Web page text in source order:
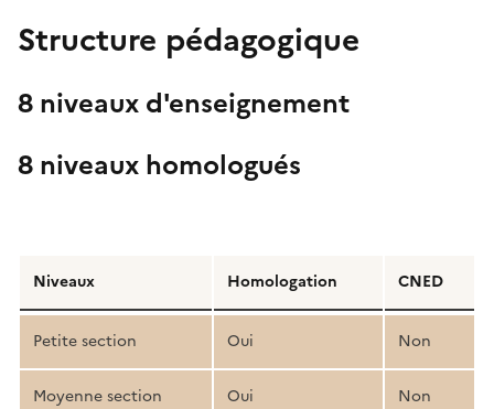
Structure pédagogique
8 niveaux d'enseignement
8 niveaux homologués
de
la
structure
pédagogique
Niveaux Homologation CNED
Petite section Oui Non
Moyenne section Oui Non